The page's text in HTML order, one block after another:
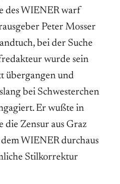
des WIENER warf
Peter Mosser
bei der Suche
wurde sein
übergangen und
bei Schwesterchen
Er wußte in
die Zensur aus Graz
WIENER durchaus
Stilkorrektur